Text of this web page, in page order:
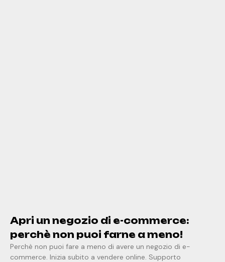
Apri un negozio di e-commerce:
perchè non puoi farne a meno!
Perchè non puoi fare a meno di avere un negozio di e-
commerce. Inizia subito a vendere online. Supporto